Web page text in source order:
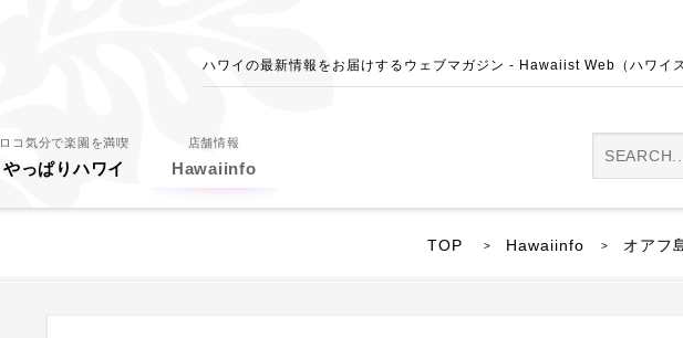
ハワイの最新情報をお届けするウェブマガジン - Hawaiist Web（ハワイ
ロコ気分で楽園を満喫
やっぱりハワイ
店舗情報
Hawaiinfo
TOP > Hawaiinfo > オアフ